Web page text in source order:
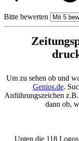
Bitte bewerten
Um zu sehen ob und
Genios.de.
Anführungszeichen
dann ob,
Unten die 118